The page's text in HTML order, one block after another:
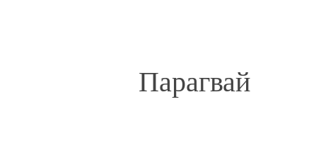
Парагвай